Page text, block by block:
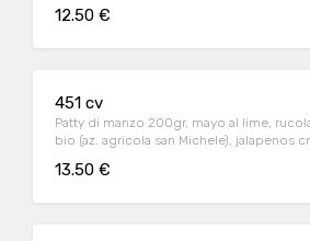
12.50 €
451 cv
Patty di manzo 200gr, mayo al lime,
bio (az. agricola san Michele), jalapenos
13.50 €